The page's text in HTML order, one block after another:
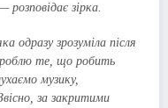
зірка.
одразу зрозуміла після
роблю те, що робить
музику,
за закритими